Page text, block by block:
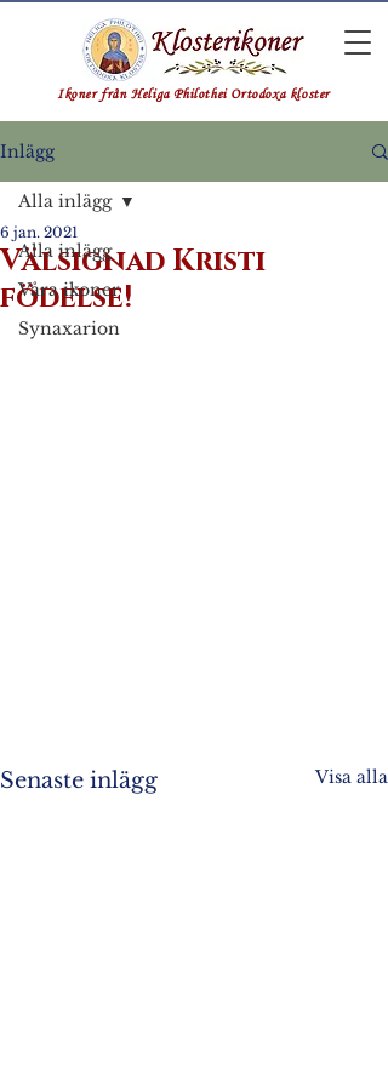
Ikoner från Heliga Philothei Ortodoxa kloster
Inlägg
Alla inlägg
Våra ikoner
Synaxarion
Alla inlägg
Välsignad Kristi
födelse!
6 jan. 2021
Senaste inlägg Visa alla